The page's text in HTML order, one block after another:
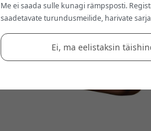
Me ei saada sulle kunagi rämpsposti.
saadetavate turundusmeilide, harivate
Ei, ma eelistaksin